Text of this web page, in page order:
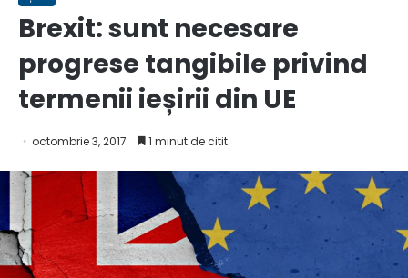
Brexit: sunt necesare
progrese tangibile privind
termenii ieșirii din UE
octombrie 3, 2017 1 minut de citit